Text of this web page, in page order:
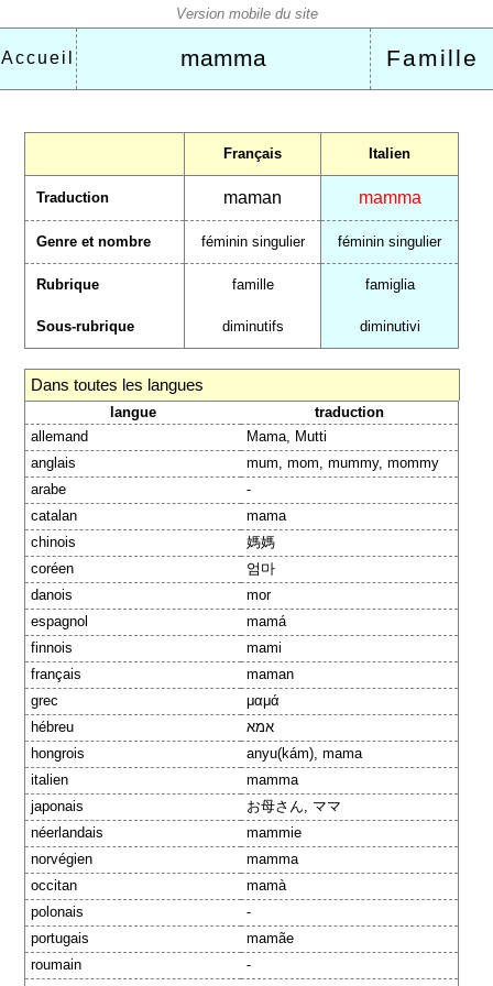
Accueil mamma Famille
Français Italien
Traduction maman mamma
Genre et nombre féminin singulier féminin singulier
Rubrique famille famiglia
Sous-rubrique diminutifs diminutivi
Dans toutes les langues
langue
traduction
allemand
Mama, Mutti
anglais
mum, mom, mummy, mommy
arabe
-
catalan
mama
chinois
媽媽
coréen
엄마
danois
mor
espagnol
mamá
finnois
mami
français
maman
grec
μαμά
hébreu
אמא
hongrois
anyu(kám), mama
italien
mamma
japonais
お母さん, ママ
néerlandais
mammie
norvégien
mamma
occitan
mamà
polonais
-
portugais
mamãe
roumain
-